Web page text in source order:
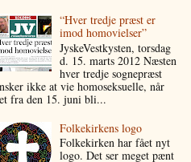
“Hver tredje præst er
imod homovielser”
JyskeVestkysten, torsdag
d. 15. marts 2012 Næsten
hver tredje sognepræst
ikke at vie homoseksuelle, når
fra den 15. juni bli...
Folkekirkens logo
Folkekirken har fået nyt
logo. Det ser meget pænt